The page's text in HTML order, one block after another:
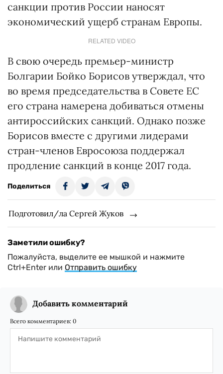
санкции против России наносят
экономический ущерб странам Европы.
RELATED VIDEO
В свою очередь премьер-министр
Болгарии Бойко Борисов утверждал, что
во время председательства в Совете ЕС
его страна намерена добиваться отмены
антироссийских санкций. Однако позже
Борисов вместе с другими лидерами
стран-членов Евросоюза поддержал
продление санкций в конце 2017 года.
Поделиться
Подготовил/ла Сергей Жуков
Заметили ошибку?
Пожалуйста, выделите ее мышкой и нажмите
Ctrl+Enter или Отправить ошибку
Добавить комментарий
Всего комментариев: 0